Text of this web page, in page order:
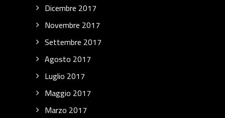
Dicembre 2017
Novembre 2017
Settembre 2017
Agosto 2017
Luglio 2017
Maggio 2017
Marzo 2017